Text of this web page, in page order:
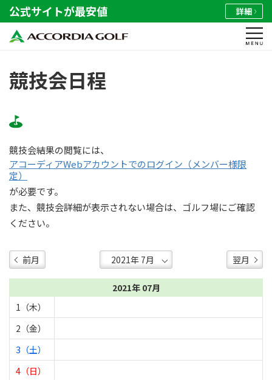
公式サイトが最安値 詳細
競技会日程
競技会結果の閲覧には、
アコーディアWebアカウントでのログイン（メンバー様限
定）
が必要です。
また、競技会詳細が表示されない場合は、ゴルフ場にご確認
ください。
前月 翌月
2021年 07月
1（木）
2（金）
3（土）
4（日）